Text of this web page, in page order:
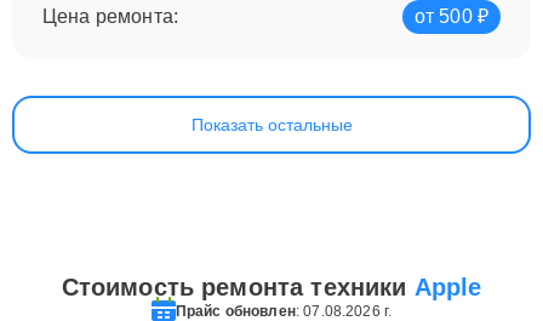
Цена ремонта:
от 500 ₽
Показать остальные
Стоимость ремонта техники Apple
Прайс обновлен: 07.08.2026 г.